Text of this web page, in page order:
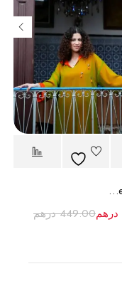
Jelaba en mousseline de soie – Élégance et confort
449.00 درهم درهم